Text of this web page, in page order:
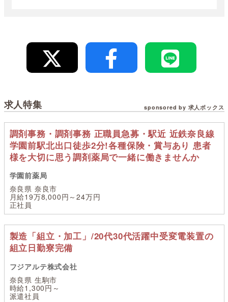
求人特集 sponsored by 求人ボックス
調剤事務・調剤事務 正職員急募・駅近 近鉄奈良線
学園前駅北出口徒歩2分!各種保険・賞与あり 患者
様を大切に思う調剤薬局で一緒に働きませんか
学園前薬局
奈良県 奈良市
月給19万8,000円～24万円
正社員
製造「組立・加工」/20代30代活躍中受変電装置の
組立日勤寮完備
フジアルテ株式会社
奈良県 生駒市
時給1,300円～
派遣社員